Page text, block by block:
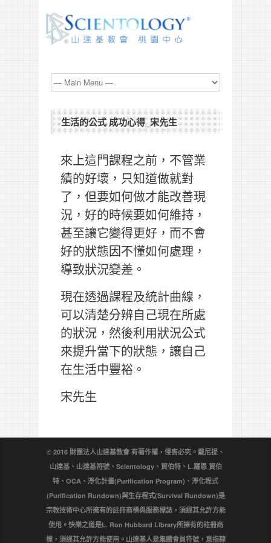
生活的公式 成功心得_宋先生
來上這門課程之前，不管業
績的好壞，只知道做就對
了，但要如何做才能改善現
況，好的時候要如何維持，
甚至讓它變得更好，而不會
好的狀態因不懂如何處理，
導致狀況變差。
現在透過課程及統計曲線，
可以清楚分辨自己現在所處
的狀況，然後利用狀況公式
來提升當下的狀態，讓自己
在生活中豐裕。
宋先生
© 2016 財團法人山達基教會 有著作權，侵害必究。戴尼提、
山達基、山達基符號、Scientology、賀伯特、L.羅恩 賀伯
特、OCA、淨化計畫(Purification Program)、淨化程式
(Purification Rundown)與生存程式(Survival Rundown)是
宗教技術中心所擁有的註冊商標與服務標誌，須經其允許方能
使用。快樂之道是L. Ron Hubbard Library所擁有的註冊商
標，須經其允許方能使用。山達基人是集體會員符號，意指隸